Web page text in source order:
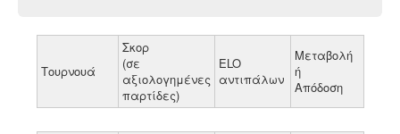
Τουρνουά
Σκορ
(σε
αξιολογημένες
παρτίδες)
ELO
αντιπάλων
Μεταβολή
ή
Απόδοση